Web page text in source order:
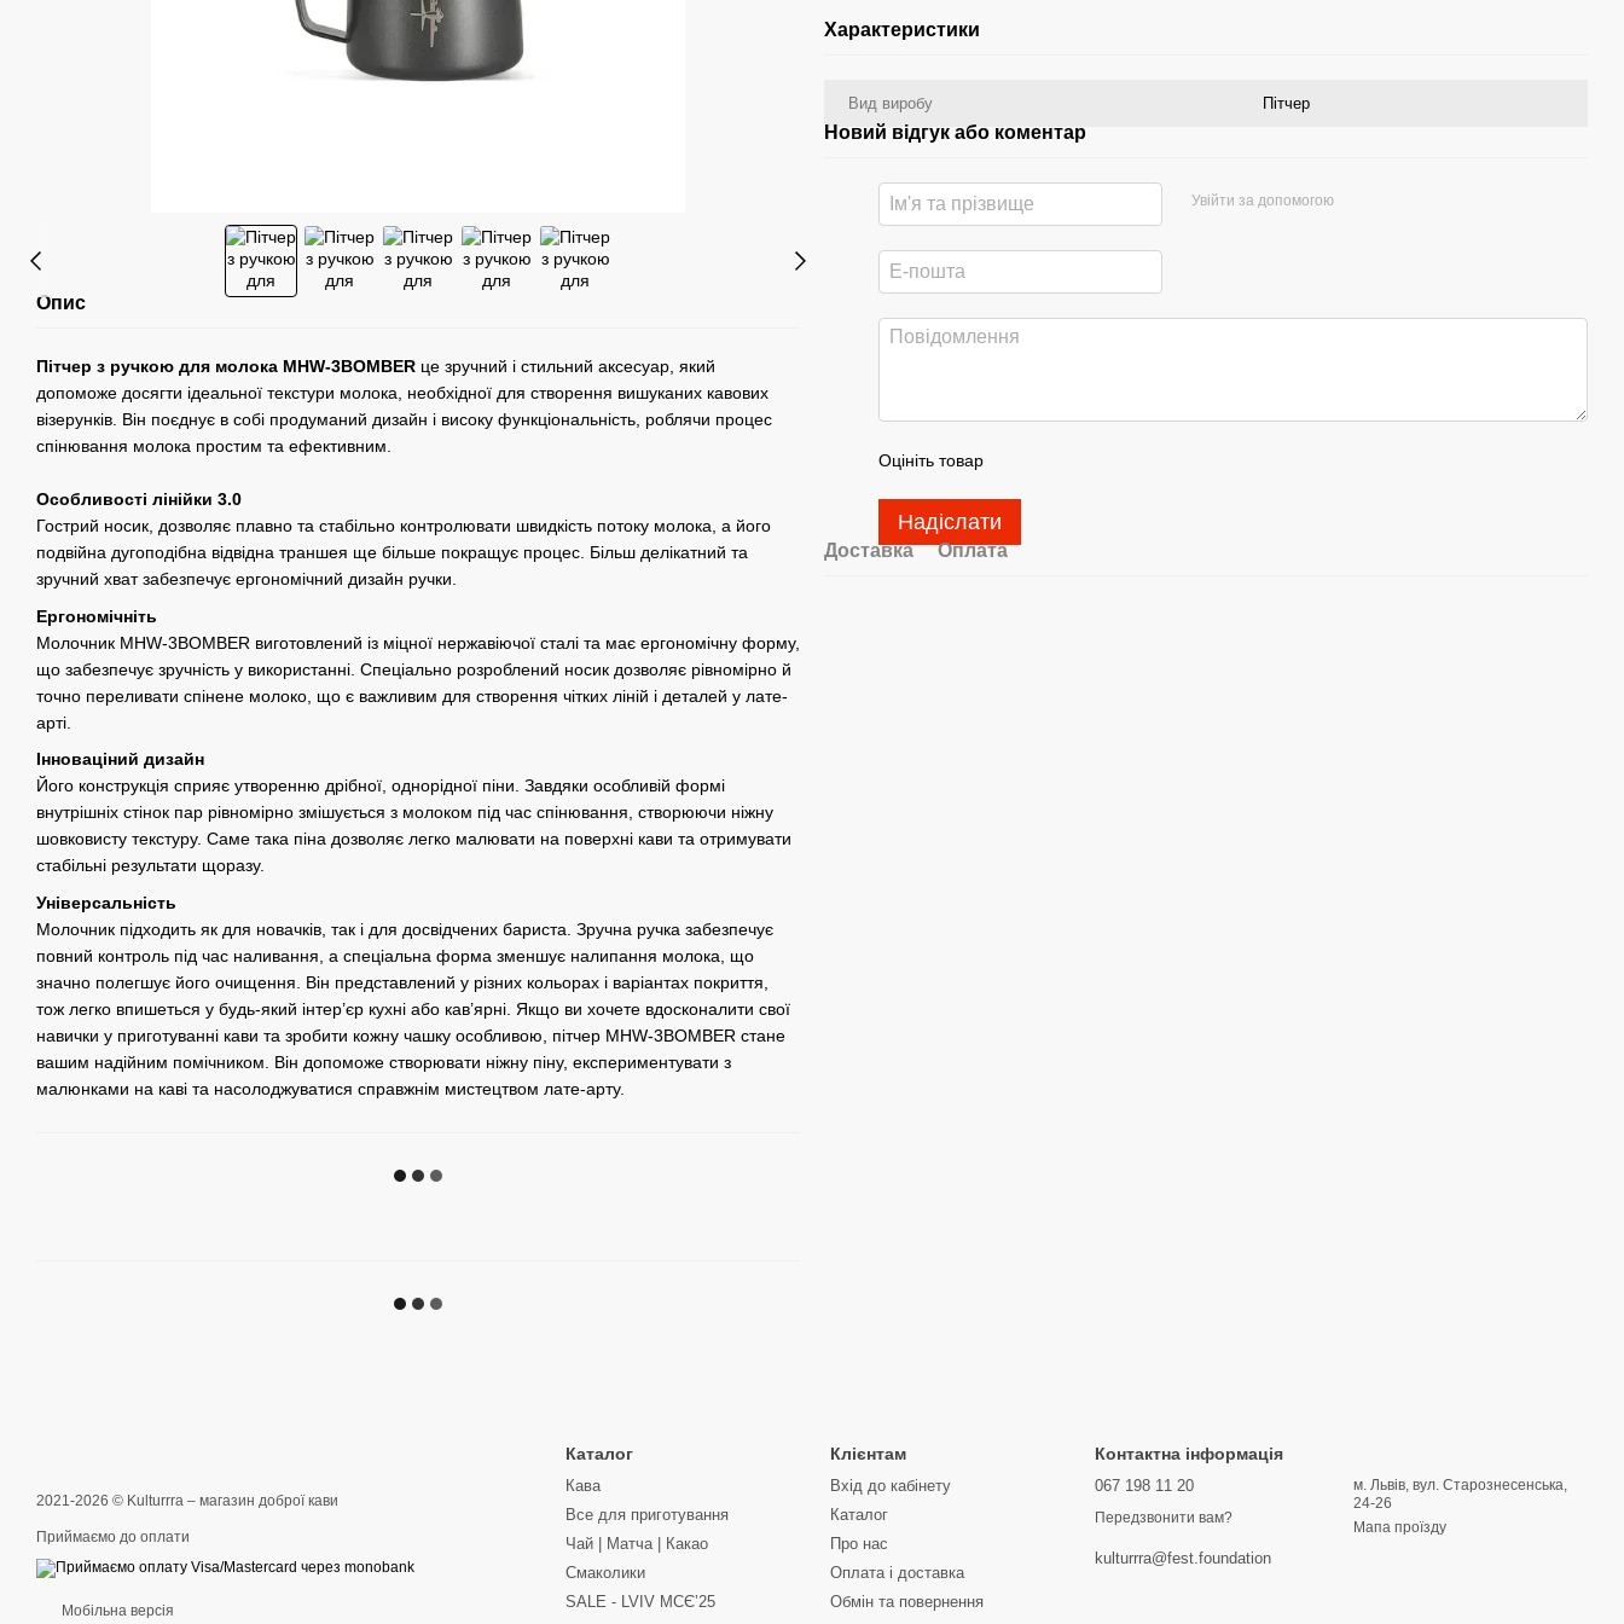
Опис
Пітчер з ручкою для молока MHW-3BOMBER це зручний і стильний аксесуар, який
допоможе досягти ідеальної текстури молока, необхідної для створення вишуканих кавових
візерунків. Він поєднує в собі продуманий дизайн і високу функціональність, роблячи процес
спінювання молока простим та ефективним.
Особливості лінійки 3.0
Гострий носик, дозволяє плавно та стабільно контролювати швидкість потоку молока, а його
подвійна дугоподібна відвідна траншея ще більше покращує процес. Більш делікатний та
зручний хват забезпечує ергономічний дизайн ручки.
Ергономічніть
Молочник MHW-3BOMBER виготовлений із міцної нержавіючої сталі та має ергономічну форму,
що забезпечує зручність у використанні. Спеціально розроблений носик дозволяє рівномірно й
точно переливати спінене молоко, що є важливим для створення чітких ліній і деталей у лате-
арті.
Інноваціний дизайн
Його конструкція сприяє утворенню дрібної, однорідної піни. Завдяки особливій формі
внутрішніх стінок пар рівномірно змішується з молоком під час спінювання, створюючи ніжну
шовковисту текстуру. Саме така піна дозволяє легко малювати на поверхні кави та отримувати
стабільні результати щоразу.
Універсальність
Молочник підходить як для новачків, так і для досвідчених бариста. Зручна ручка забезпечує
повний контроль під час наливання, а спеціальна форма зменшує налипання молока, що
значно полегшує його очищення. Він представлений у різних кольорах і варіантах покриття,
тож легко впишеться у будь-який інтер’єр кухні або кав’ярні. Якщо ви хочете вдосконалити свої
навички у приготуванні кави та зробити кожну чашку особливою, пітчер MHW-3BOMBER стане
вашим надійним помічником. Він допоможе створювати ніжну піну, експериментувати з
малюнками на каві та насолоджуватися справжнім мистецтвом лате-арту.
Характеристики
Вид виробу Пітчер
Новий відгук або коментар
Увійти за допомогою
Оцініть товар
Надіслати
Доставка Оплата
2021-2026 © Kulturrra – магазин доброї кави
Приймаємо до оплати
Мобільна версія
Каталог
Кава
Все для приготування
Чай | Матча | Какао
Смаколики
SALE - LVIV MCЄʼ25
Клієнтам
Вхід до кабінету
Каталог
Про нас
Оплата і доставка
Обмін та повернення
Контактна інформація
067 198 11 20
Передзвонити вам?
kulturrra@fest.foundation
м. Львів, вул. Старознесенська,
24-26
Мапа проїзду